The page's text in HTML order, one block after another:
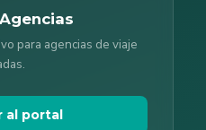
para agencias de viaje
al portal